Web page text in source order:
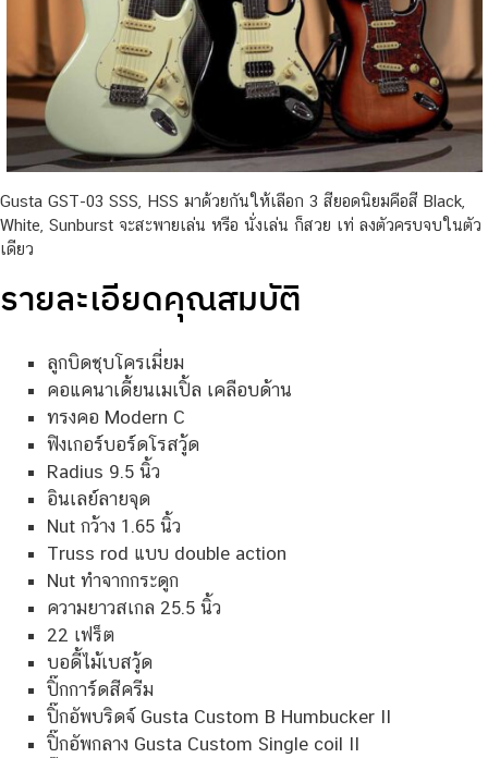
Gusta GST-03 SSS, HSS มาด้วยกันให้เลือก 3 สียอดนิยมคือสี Black,
White, Sunburst จะสะพายเล่น หรือ นั่งเล่น ก็สวย เท่ ลงตัวครบจบในตัว
เดียว
รายละเอียดคุณสมบัติ
ลูกบิดชุบโครเมี่ยม
คอแคนาเดี้ยนเมเปิ้ล เคลือบด้าน
ทรงคอ Modern C
ฟิงเกอร์บอร์ดโรสวู้ด
Radius 9.5 นิ้ว
อินเลย์ลายจุด
Nut กว้าง 1.65 นิ้ว
Truss rod แบบ double action
Nut ทำจากกระดูก
ความยาวสเกล 25.5 นิ้ว
22 เฟร็ต
บอดี้ไม้เบสวู้ด
ปิ๊กการ์ดสีครีม
ปิ๊กอัพบริดจ์ Gusta Custom B Humbucker II
ปิ๊กอัพกลาง Gusta Custom Single coil II